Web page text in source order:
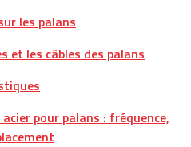
les palans
et les câbles des palans
pour palans : fréquence,